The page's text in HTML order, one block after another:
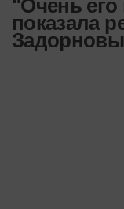
"Очень его
показала